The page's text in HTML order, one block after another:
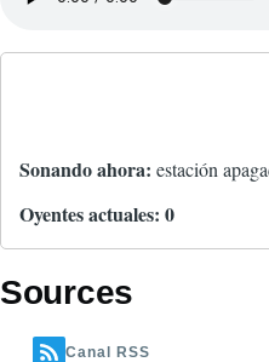
Sonando ahora: estación
Oyentes actuales: 0
Sources
Canal RSS